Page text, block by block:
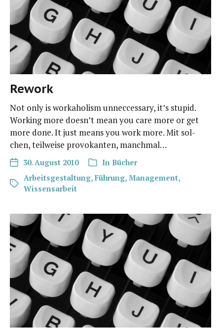
Rework
Not only is work­aho­lism unnec­ces­sa­ry, it’s stu­pid.
Working more does­n’t mean you care more or get
more done. It just means you work more. Mit sol­
chen, teil­wei­se pro­vo­kan­ten, manchmal…
30. August 2010 In Bücher
Arbeitsgestaltung, Führung, Management,
Wissensarbeit